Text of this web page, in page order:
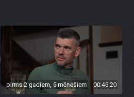
pirms 2 gadiem, 5 mēnešiem 00:45:20